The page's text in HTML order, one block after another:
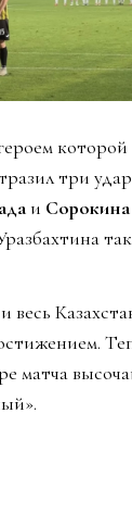
которой
три
и Сорокина
весь
матча